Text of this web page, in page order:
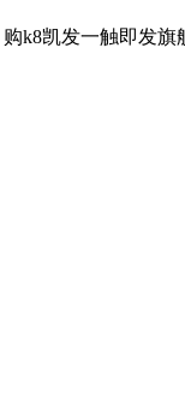
k8凯发一触即发旗